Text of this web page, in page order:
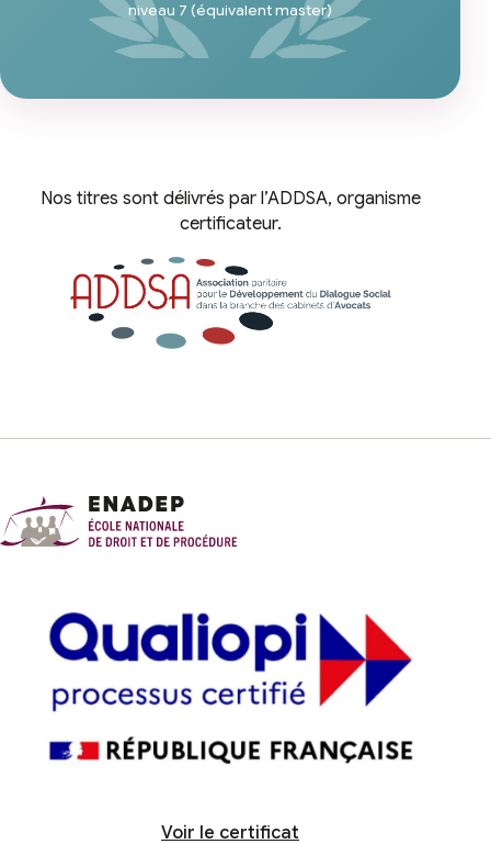
niveau 7 (équivalent master)
Nos titres sont délivrés par l’ADDSA, organisme
certificateur.
Voir le certificat